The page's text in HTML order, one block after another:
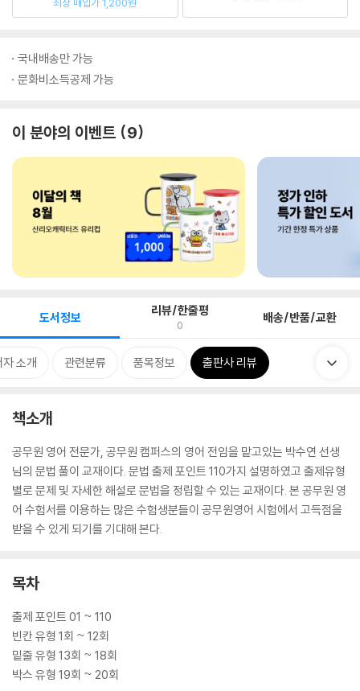
국내배송만 가능
문화비소득공제 가능
이 분야의 이벤트 9
도서정보 리뷰/한줄평
0 배송/반품/교환
자 소개 관련분류 품목정보 출판사 리뷰
책소개
공무원 영어 전문가, 공무원 캠퍼스의 영어 전임을 맡고있는 박수연 선생
님의 문법 풀이 교재이다. 문법 출제 포인트 110가지 설명하였고 출제유형
별로 문제 및 자세한 해설로 문법을 정립할 수 있는 교재이다. 본 공무원 영
어 수험서를 이용하는 많은 수험생분들이 공무원영어 시험에서 고득점을
받을 수 있게 되기를 기대해 본다.
목차
출제 포인트 01 ~ 110
빈칸 유형 1회 ~ 12회
밑줄 유형 13회 ~ 18회
박스 유형 19회 ~ 20회